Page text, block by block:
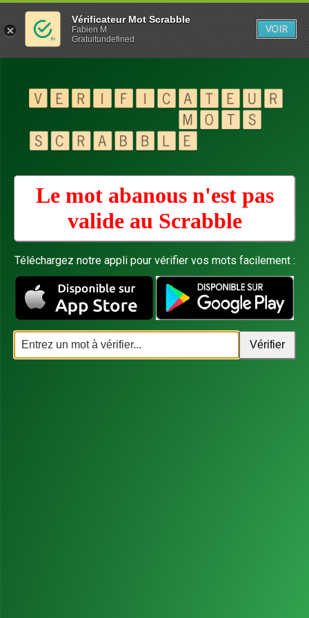
Le mot abanous n'est pas
valide au Scrabble
Téléchargez notre appli pour vérifier vos mots facilement :
Vérificateur Mot Scrabble
Fabien M
Gratuitundefined
VOIR